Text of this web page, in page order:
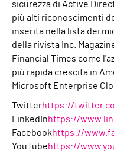
sicurezza di Active
più alti riconoscimenti
inserita nella lista dei
della rivista Inc.
Financial Times come
più rapida crescita in
Microsoft Enterprise
Twitterhttps://
LinkedInhttps://
Facebookhttps://
YouTubehttps://